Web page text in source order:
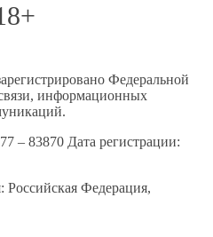
Федеральной
информационных
– 83870 Дата регистрации:
Российская Федерация,